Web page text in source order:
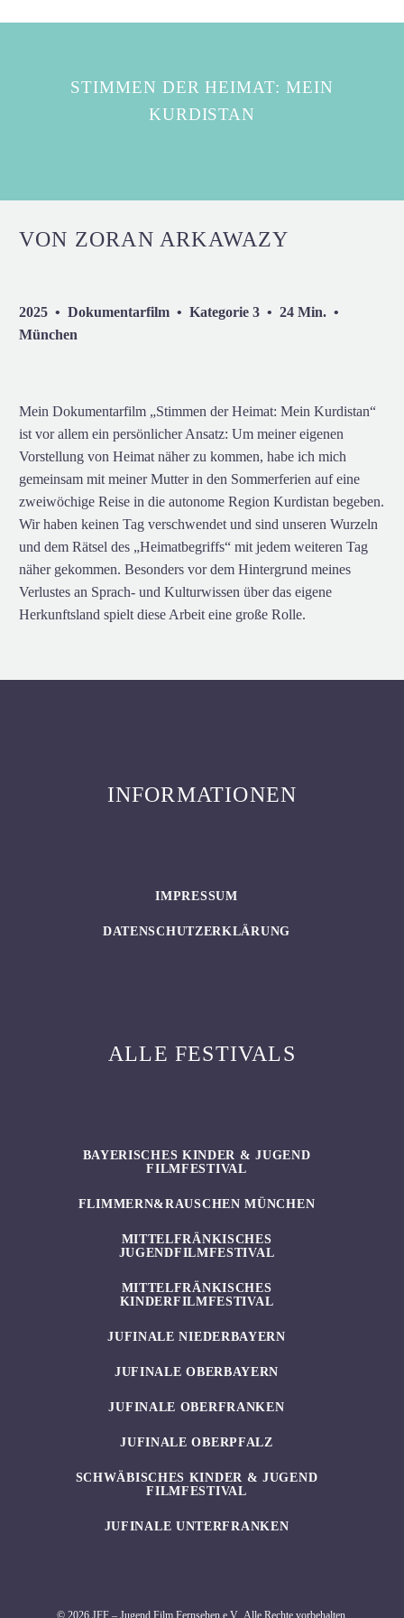
STIMMEN DER HEIMAT: MEIN
KURDISTAN
VON ZORAN ARKAWAZY
2025 • Dokumentarfilm • Kategorie 3 • 24 Min. •
München
Mein Dokumentarfilm „Stimmen der Heimat: Mein Kurdistan“
ist vor allem ein persönlicher Ansatz: Um meiner eigenen
Vorstellung von Heimat näher zu kommen, habe ich mich
gemeinsam mit meiner Mutter in den Sommerferien auf eine
zweiwöchige Reise in die autonome Region Kurdistan begeben.
Wir haben keinen Tag verschwendet und sind unseren Wurzeln
und dem Rätsel des „Heimatbegriffs“ mit jedem weiteren Tag
näher gekommen. Besonders vor dem Hintergrund meines
Verlustes an Sprach- und Kulturwissen über das eigene
Herkunftsland spielt diese Arbeit eine große Rolle.
INFORMATIONEN
IMPRESSUM
DATENSCHUTZERKLÄRUNG
ALLE FESTIVALS
BAYERISCHES KINDER & JUGEND
FILMFESTIVAL
FLIMMERN&RAUSCHEN MÜNCHEN
MITTELFRÄNKISCHES
JUGENDFILMFESTIVAL
MITTELFRÄNKISCHES
KINDERFILMFESTIVAL
JUFINALE NIEDERBAYERN
JUFINALE OBERBAYERN
JUFINALE OBERFRANKEN
JUFINALE OBERPFALZ
SCHWÄBISCHES KINDER & JUGEND
FILMFESTIVAL
JUFINALE UNTERFRANKEN
© 2026 JFF – Jugend Film Fernsehen e.V., Alle Rechte vorbehalten.